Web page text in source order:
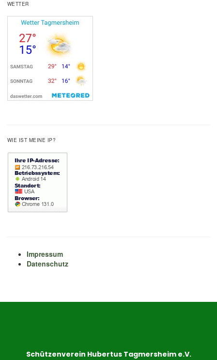
WETTER
WIE IST MEINE IP?
Impressum
Datenschutz
Schützenverein Hubertus Tagmersheim e.V.